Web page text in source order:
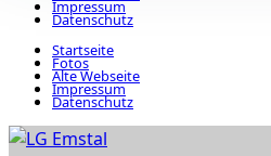
Impressum
Datenschutz
Startseite
Fotos
Alte Webseite
Impressum
Datenschutz